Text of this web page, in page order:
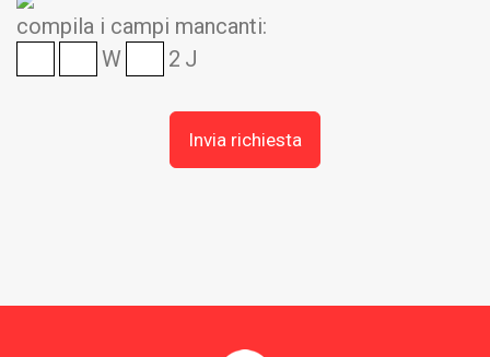
compila i campi mancanti:
W
2 J